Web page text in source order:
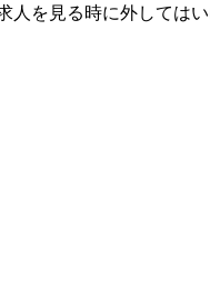
を見る時に外しては